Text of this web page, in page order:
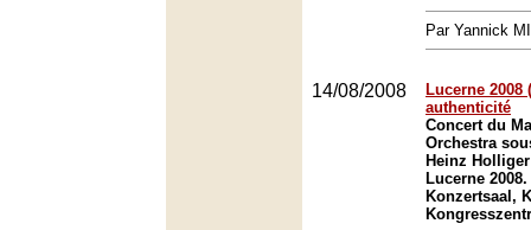
Par Yannick
14/08/2008
Lucerne 2008
authenticité
Concert du
Orchestra
Heinz
Lucerne 2008.
Konzertsaal,